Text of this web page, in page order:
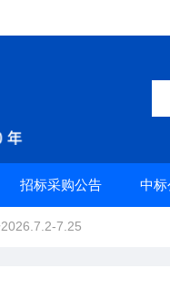
招标采购公告 中
7.25